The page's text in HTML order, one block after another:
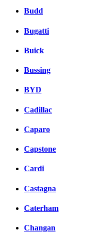
Budd
Bugatti
Buick
Bussing
BYD
Cadillac
Caparo
Capstone
Cardi
Castagna
Caterham
Changan